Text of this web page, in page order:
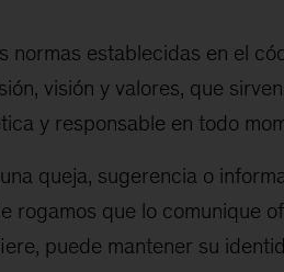
normas establecidas en el
visión y valores, que
y responsable en todo
queja, sugerencia o
rogamos que lo comunique
puede mantener su